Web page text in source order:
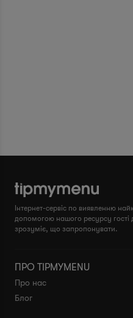
Інтернет-сервіс по виявленню
допомогою нашого ресурсу гості
зрозуміє, що запропонувати.
ПРО TIPMYMENU
Про нас
Блог